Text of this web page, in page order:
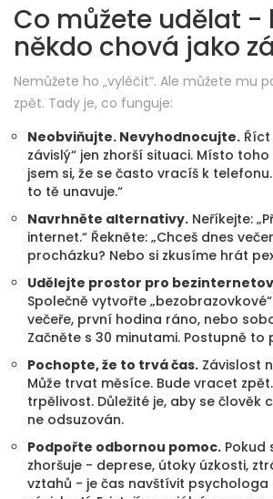
Co můžete udělat -
někdo chová jako
Nemůžete ho „vyléčit“. Ale můžete mu
zpět. Tady je, co funguje:
Neobviňujte. Nevyhodnocujte. Říct
závislý“ jen zhorší situaci. Místo toho
jsem si, že se často vracíš k
to tě unavuje.“
Navrhněte alternativy. Neříkejte:
internet.“ Řekněte: „Chceš dnes
procházku? Nebo si zkusíme hrát
Udělejte prostor pro
Společně vytvořte
večeře, první hodina ráno, nebo
Začněte s 30 minutami. Postupně to
Pochopte, že to trvá čas. Závislost
Může trvat měsíce. Bude vracet
trpělivost. Důležité je, aby se člověk
ne odsuzován.
Podpořte odbornou pomoc. Pokud
zhoršuje - deprese, útoky úzkosti,
vztahů - je čas navštívit psychologa